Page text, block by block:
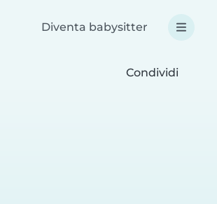
Diventa babysitter
Condividi